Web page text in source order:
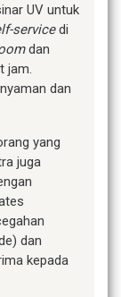
UV untuk
servicedi
dan
jam.
dan
yang
juga
dan
kepada